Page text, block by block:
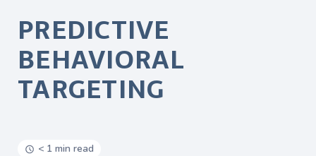
PREDICTIVE
BEHAVIORAL
TARGETING
< 1 min read